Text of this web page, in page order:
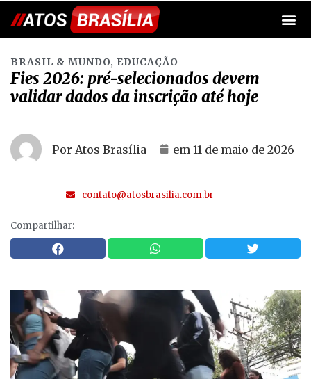
BRASIL & MUNDO, EDUCAÇÃO
Fies 2026: pré-selecionados devem
validar dados da inscrição até hoje
Por Atos Brasília em 11 de maio de 2026
contato@atosbrasilia.com.br
Compartilhar: